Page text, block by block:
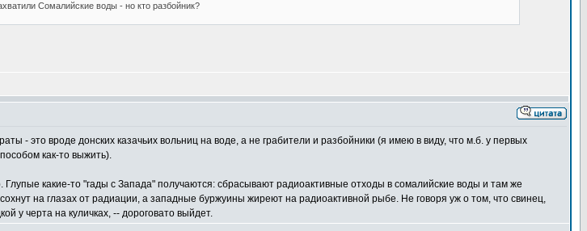
Сомалийские воды - но кто разбойник?
- это вроде донских казачьих вольниц на воде, а не грабители и разбойники (я имею в виду, что м.б. у первых
как-то выжить).
какие-то "гады с Запада" получаются: сбрасывают радиоактивные отходы в сомалийские воды и там же
на глазах от радиации, а западные буржуины жиреют на радиоактивной рыбе. Не говоря уж о том, что свинец,
у черта на куличках, -- дороговато выйдет.